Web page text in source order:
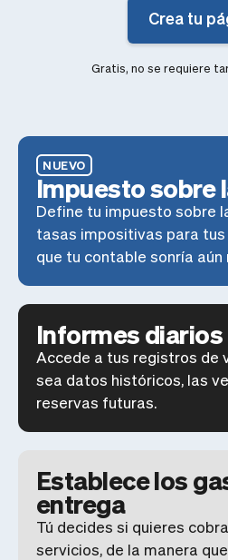
Crea tu
Gratis, no se requiere
NUEVO
Impuesto sobre
Define tu impuesto sobre
tasas impositivas para
que tu contable sonría aún
Informes diarios
Accede a tus registros de
sea datos históricos, las
reservas futuras.
Establece los
entrega
Tú decides si quieres
servicios, de la manera